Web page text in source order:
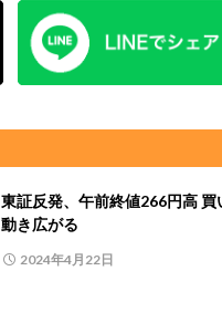
東証反発、午前終値266円高 買
動き広がる
2024年4月22日